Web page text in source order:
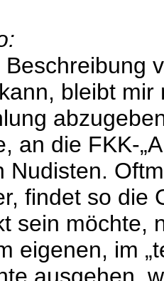
bleibt
an die FKK-
Nudisten.
findet so die
sein möchte,
eigenen, im